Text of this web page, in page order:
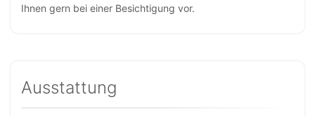
Ihnen gern bei einer Besichtigung vor.
Ausstattung